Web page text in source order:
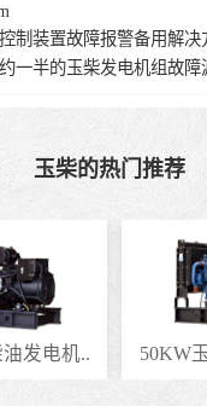
制装置故障报警备用解决
一半的玉柴发电机组故障
玉柴的热门推荐
发电机.. 50KW